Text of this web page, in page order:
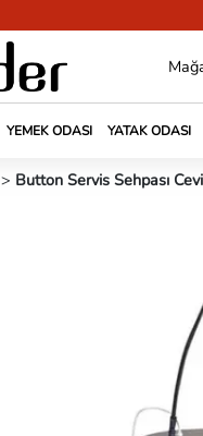
YEMEK ODASI YATAK ODASI
> Button Servis Sehpası